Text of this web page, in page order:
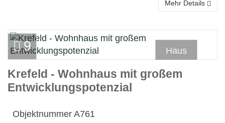
Mehr Details
9 Haus
Kauf
Krefeld - Wohnhaus mit großem
Entwicklungspotenzial
Objektnummer A761